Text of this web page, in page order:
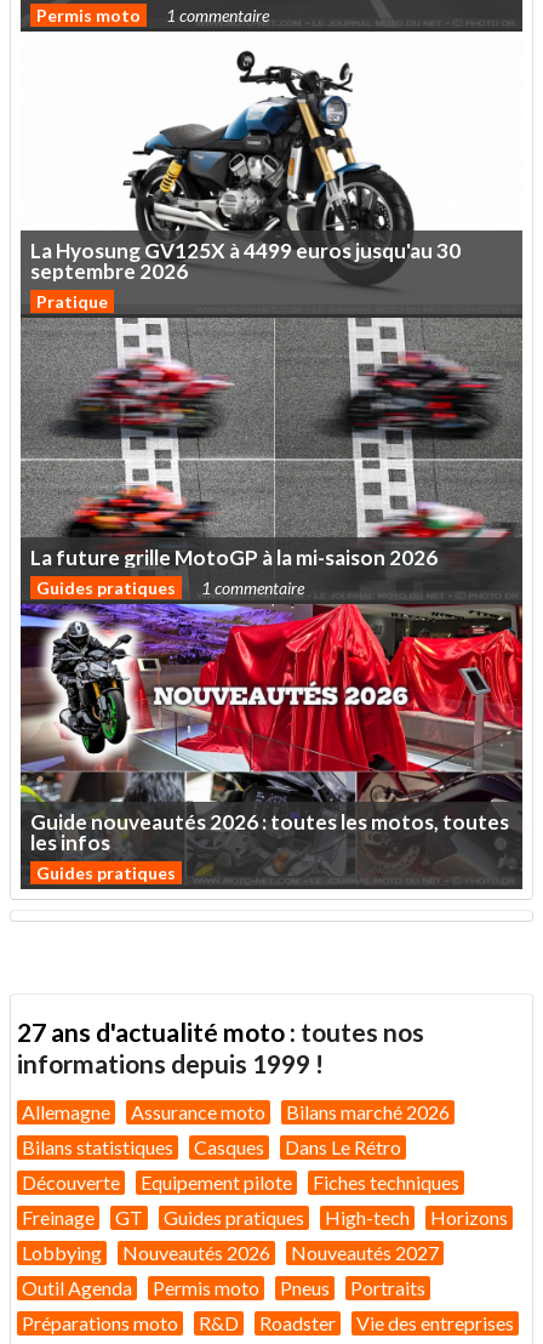
Permis moto 1 commentaire
LaHyosungGV125X à4499eurosjusqu'au30
septembre 2026
Pratique
Lafuturegrille MotoGP àlami-saison 2026
Guides pratiques 1 commentaire
Guidenouveautés2026:touteslesmotos,toutes
lesinfos
Guides pratiques
27 ans d'actualité moto : toutes nos
informations depuis 1999 !
Allemagne Assurance moto
Bilans marché 2026
Bilans statistiques
Casques
Dans Le Rétro
Découverte
Equipement pilote
Fiches techniques
Freinage
GT Guides pratiques High-tech
Horizons
Lobbying
Nouveautés 2026
Nouveautés 2027
Outil Agenda
Permis moto Pneus
Portraits
Préparations moto
R&D Roadster Vie des entreprises